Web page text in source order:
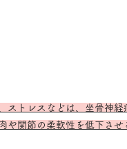
ストレスなどは、坐骨神経
関節の柔軟性を低下させ